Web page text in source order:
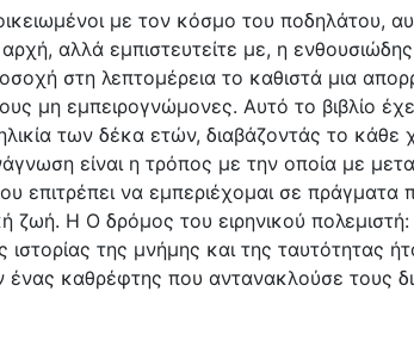
με τον κόσμο του ποδηλάτου,
αλλά εμπιστευτείτε με, η
στη λεπτομέρεια το καθιστά μια
μη εμπειρογνώμονες. Αυτό το βιβλίο
των δέκα ετών, διαβάζοντάς το
είναι η τρόπος με την οποία με
επιτρέπει να εμπεριέχομαι σε πράγματα
ζωή. Η Ο δρόμος του ειρηνικού πολεμιστή:
ιστορίας της μνήμης και της ταυτότητας
καθρέφτης που αντανακλούσε τους